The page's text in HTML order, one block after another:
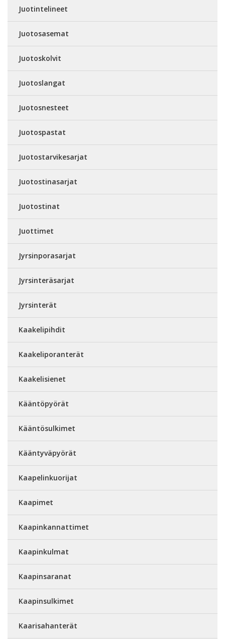
Juotintelineet
Juotosasemat
Juotoskolvit
Juotoslangat
Juotosnesteet
Juotospastat
Juotostarvikesarjat
Juotostinasarjat
Juotostinat
Juottimet
Jyrsinporasarjat
Jyrsinteräsarjat
Jyrsinterät
Kaakelipihdit
Kaakeliporanterät
Kaakelisienet
Kääntöpyörät
Kääntösulkimet
Kääntyväpyörät
Kaapelinkuorijat
Kaapimet
Kaapinkannattimet
Kaapinkulmat
Kaapinsaranat
Kaapinsulkimet
Kaarisahanterät